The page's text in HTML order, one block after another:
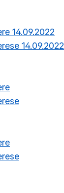
14.09.2022
14.09.2022